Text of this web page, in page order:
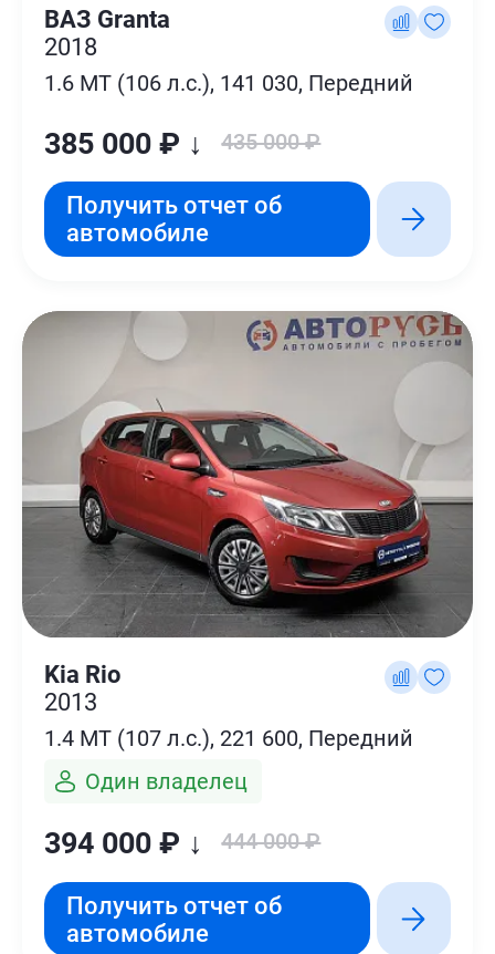
ВАЗ Granta
2018
1.6 MT (106 л.с.), 141 030, Передний
385 000 ₽ ↓ 435 000 ₽
Получить отчет об
автомобиле
Kia Rio
2013
1.4 MT (107 л.с.), 221 600, Передний
Один владелец
394 000 ₽ ↓ 444 000 ₽
Получить отчет об
автомобиле